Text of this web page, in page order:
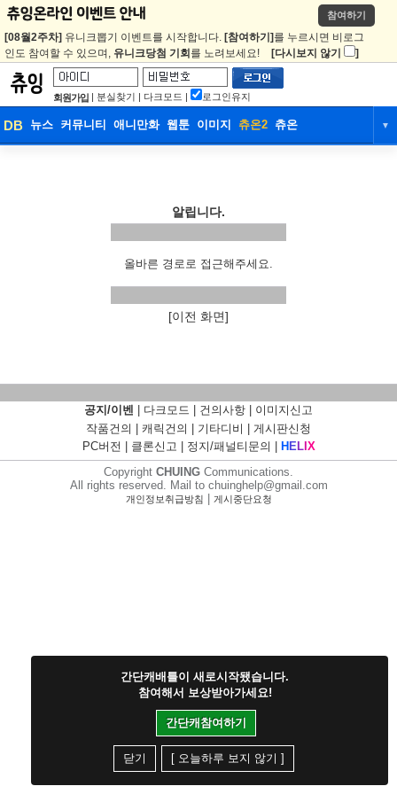
참여하기
[08월2주차] 유니크뽑기 이벤트를 시작합니다. [참여하기] 를 누르시면 비로그
인도 참여할 수 있으며, 유니크당첨 기회 를 노려보세요! [다시보지 않기 ]
회원가입 | 분실찾기 | 다크모드 | 로그인유지
DB 뉴스 커뮤니티 애니만화 웹툰 이미지 츄온2 츄온 ▼
알립니다.
올바른 경로로 접근해주세요.
[이전 화면]
공지/이벤 다크모드 건의사항
이미지신고
작품건의
캐릭건의 기타디비
게시판신청
PC버전
클론신고 정지/패널티문의 H ELI X
Copyright CHUING Communications.
All rights reserved. Mail to chuinghelp@gmail.com
개인정보취급방침 게시중단요청
간단캐배틀이 새로시작됐습니다.
참여해서 보상받아가세요!
간단캐참여하기
닫기 [ 오늘하루 보지 않기 ]